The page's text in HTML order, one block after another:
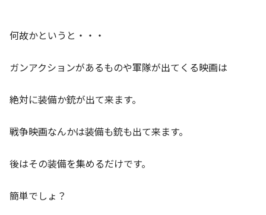
何故かというと・・・
ガンアクションがあるものや軍隊が出てくる映画は
絶対に装備か銃が出て来ます。
戦争映画なんかは装備も銃も出て来ます。
後はその装備を集めるだけです。
簡単でしょ？